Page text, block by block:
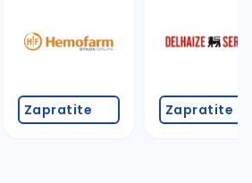
Zapratite Zapratite